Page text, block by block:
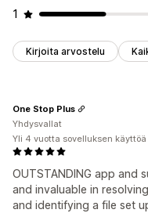
1
Kirjoita arvostelu
OUTSTANDING app and
and invaluable in
and identifying a file set
One Stop Plus
Yhdysvallat
Yli 4 vuotta sovelluksen käyttöä